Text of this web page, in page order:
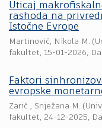
Uticaj
rashoda na
Istočne Evrope
Martinović, Nikola M. (
fakultet, 15-01-2026,
Faktori
evropske
Zarić , Snježana M. (
fakultet, 24-12-2025,